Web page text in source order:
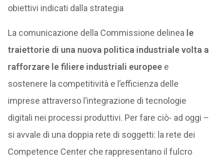
obiettivi indicati dalla strategia
La comunicazione della Commissione delinea le
traiettorie di una nuova politica industriale volta a
rafforzare le filiere industriali europeee
sostenere la competitività e l’efficienza delle
imprese attraverso l’integrazione di tecnologie
digitali nei processi produttivi. Per fare ciò- ad oggi –
si avvale di una doppia rete di soggetti: la rete dei
Competence Center che rappresentano il fulcro